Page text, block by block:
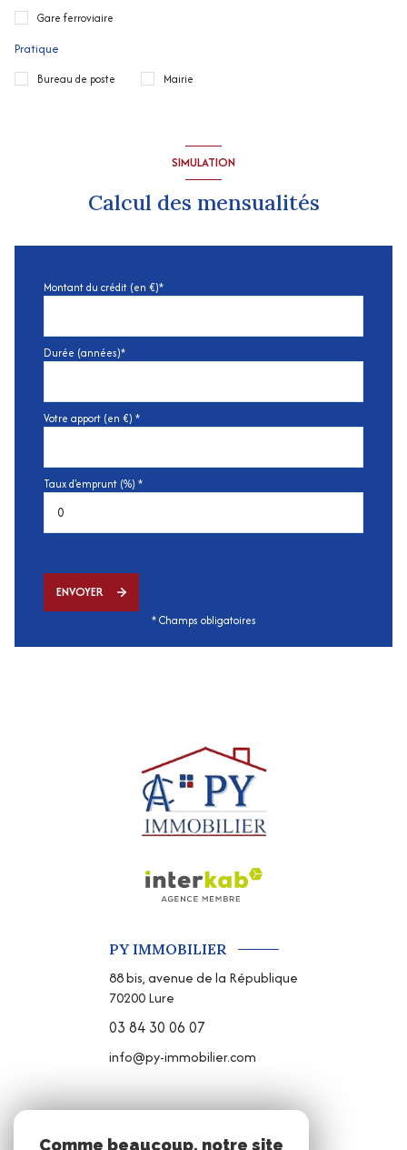
Gare ferroviaire
Pratique
Bureau de poste Mairie
SIMULATION
Calcul des mensualités
Montant du crédit (en €)*
Durée (années)*
Votre apport (en €) *
Taux d'emprunt (%) *
ENVOYER
* Champs obligatoires
PY IMMOBILIER
88 bis, avenue de la République
70200Lure
03 84 30 06 07
info@py-immobilier.com
Comme beaucoup, notre site